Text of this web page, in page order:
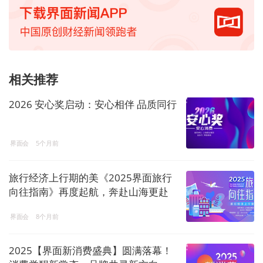
相关推荐
2026 安心奖启动：安心相伴 品质同行
界面会 5个月前
旅行经济上行期的美《2025界面旅行
向往指南》再度起航，奔赴山海更赴
界面会 8个月前
2025【界面新消费盛典】圆满落幕！